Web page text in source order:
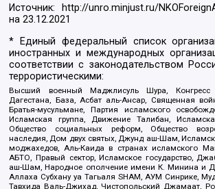
Источник: http://unro.minjust.ru/
на23.12.2021
* Единый федеральный список
иностранных и международных
соответствии с законодательством
террористическими:
Высший военный Маджлисуль Шура,
Дагестана, База, Асбат аль-Ансар, Священная
Братья-мусульмане, Партия исламского
Исламская группа, Движение Талибан,
Общество социальных реформ, Общество
наследия, Дом двух святых, Джунд аш-Шам,
моджахедов, Аль-Каида в странах исламского
АБТО, Правый сектор, Исламское государство,
аш-Шам, Народное ополчение имени К. Минина и
Аллаха Субхану уа Тагьаля SHAM, АУМ Синрике,
Тавхида Валь-Джихад, Чистопольский Джамаат,